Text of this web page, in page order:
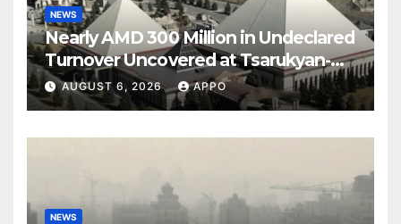
NEWS
Nearly AMD 300 Million in Undeclared
Turnover Uncovered at Tsarukyan-
Owned Entertainment Center
AUGUST 6, 2026 APPO
NEWS